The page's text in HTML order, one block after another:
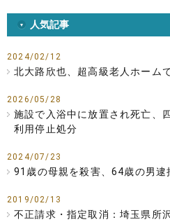
人気記事
2024/02/12
北大路欣也、超高級老人ホーム
2026/05/28
施設で入浴中に放置され死亡、
利用停止処分
2024/07/23
91歳の母親を殺害、64歳の男逮
2019/02/13
不正請求・指定取消：埼玉県所